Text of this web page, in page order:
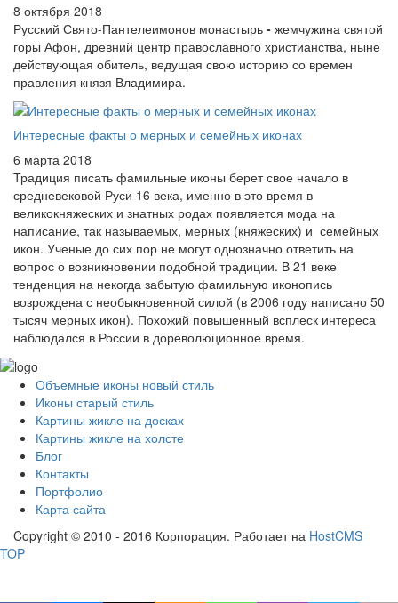
8 октября 2018
Русский Свято-Пантелеимонов монастырь - жемчужина святой
горы Афон, древний центр православного христианства, ныне
действующая обитель, ведущая свою историю со времен
правления князя Владимира.
Интересные факты о мерных и семейных иконах
6 марта 2018
Традиция писать фамильные иконы берет свое начало в
средневековой Руси 16 века, именно в это время в
великокняжеских и знатных родах появляется мода на
написание, так называемых, мерных (княжеских) и семейных
икон. Ученые до сих пор не могут однозначно ответить на
вопрос о возникновении подобной традиции. В 21 веке
тенденция на некогда забытую фамильную иконопись
возрождена с необыкновенной силой (в 2006 году написано 50
тысяч мерных икон). Похожий повышенный всплеск интереса
наблюдался в России в дореволюционное время.
Объемные иконы новый стиль
Иконы старый стиль
Картины жикле на досках
Картины жикле на холсте
Блог
Контакты
Портфолио
Карта сайта
Copyright © 2010 - 2016 Корпорация. Работает на HostCMS
TOP